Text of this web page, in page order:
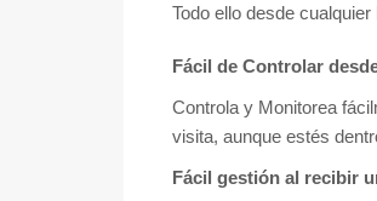
Todo ello desde
Fácil de Controlar
Controla y Monitorea
visita, aunque estés
Fácil gestión al recibir